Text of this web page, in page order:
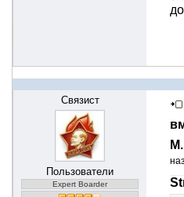
Связист
Пользователи
Expert Boarder